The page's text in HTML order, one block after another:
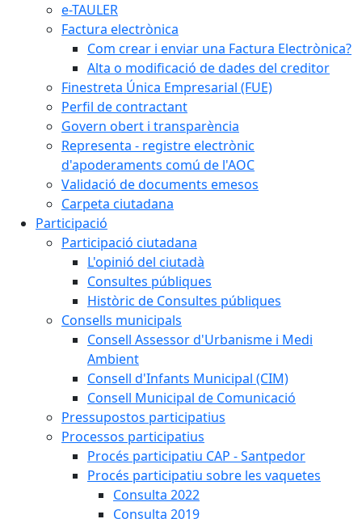
e-TAULER
Factura electrònica
Com crear i enviar una Factura Electrònica?
Alta o modificació de dades del creditor
Finestreta Única Empresarial (FUE)
Perfil de contractant
Govern obert i transparència
Representa - registre electrònic
d'apoderaments comú de l'AOC
Validació de documents emesos
Carpeta ciutadana
Participació
Participació ciutadana
L'opinió del ciutadà
Consultes públiques
Històric de Consultes públiques
Consells municipals
Consell Assessor d'Urbanisme i Medi
Ambient
Consell d'Infants Municipal (CIM)
Consell Municipal de Comunicació
Pressupostos participatius
Processos participatius
Procés participatiu CAP - Santpedor
Procés participatiu sobre les vaquetes
Consulta 2022
Consulta 2019